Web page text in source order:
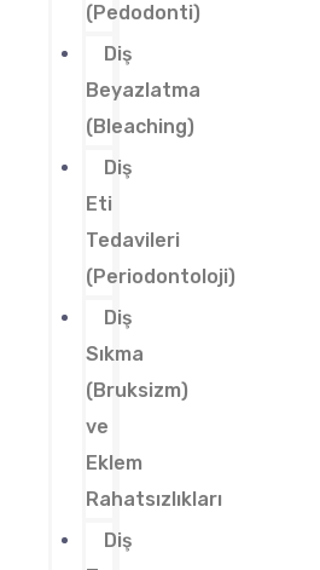
(Pedodonti)
Diş
Beyazlatma
(Bleaching)
Diş
Eti
Tedavileri
(Periodontoloji)
Diş
Sıkma
(Bruksizm)
ve
Eklem
Rahatsızlıkları
Diş